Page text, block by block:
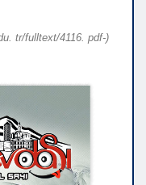
tr/fulltext/4116. pdf-)